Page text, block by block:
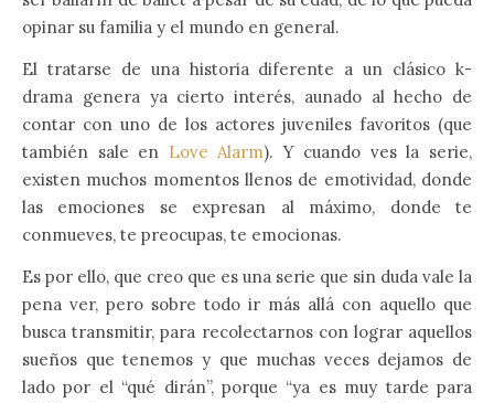
opinar su familia y el mundo en general.
El tratarse de una historia diferente a un clásico k-
drama genera ya cierto interés, aunado al hecho de
contar con uno de los actores juveniles favoritos (que
también sale en Love Alarm). Y cuando ves la serie,
existen muchos momentos llenos de emotividad, donde
las emociones se expresan al máximo, donde te
conmueves, te preocupas, te emocionas.
Es por ello, que creo que es una serie que sin duda vale la
pena ver, pero sobre todo ir más allá con aquello que
busca transmitir, para recolectarnos con lograr aquellos
sueños que tenemos y que muchas veces dejamos de
lado por el “qué dirán”, porque “ya es muy tarde para